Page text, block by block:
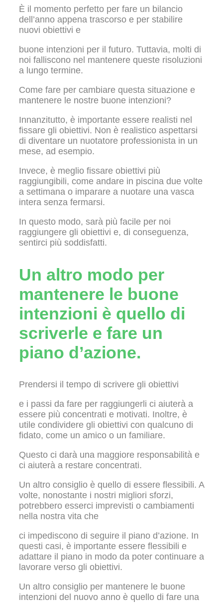
È il momento perfetto per fare un bilancio
dell’anno appena trascorso e per stabilire
nuovi obiettivi e
buone intenzioni per il futuro. Tuttavia, molti di
noi falliscono nel mantenere queste risoluzioni
a lungo termine.
Come fare per cambiare questa situazione e
mantenere le nostre buone intenzioni?
Innanzitutto, è importante essere realisti nel
fissare gli obiettivi. Non è realistico aspettarsi
di diventare un nuotatore professionista in un
mese, ad esempio.
Invece, è meglio fissare obiettivi più
raggiungibili, come andare in piscina due volte
a settimana o imparare a nuotare una vasca
intera senza fermarsi.
In questo modo, sarà più facile per noi
raggiungere gli obiettivi e, di conseguenza,
sentirci più soddisfatti.
Un altro modo per
mantenere le buone
intenzioni è quello di
scriverle e fare un
piano d’azione.
Prendersi il tempo di scrivere gli obiettivi
e i passi da fare per raggiungerli ci aiuterà a
essere più concentrati e motivati. Inoltre, è
utile condividere gli obiettivi con qualcuno di
fidato, come un amico o un familiare.
Questo ci darà una maggiore responsabilità e
ci aiuterà a restare concentrati.
Un altro consiglio è quello di essere flessibili. A
volte, nonostante i nostri migliori sforzi,
potrebbero esserci imprevisti o cambiamenti
nella nostra vita che
ci impediscono di seguire il piano d’azione. In
questi casi, è importante essere flessibili e
adattare il piano in modo da poter continuare a
lavorare verso gli obiettivi.
Un altro consiglio per mantenere le buone
intenzioni del nuovo anno è quello di fare una